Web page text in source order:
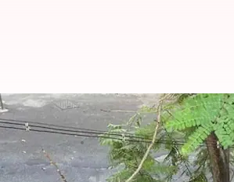
मुकेश अंबानी के घर के
लेखन भारत शर्मा Feb 25, 2021 10:10 pm